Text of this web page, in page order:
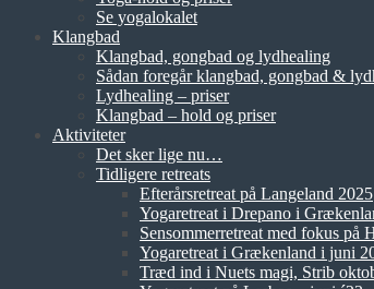
Se yogalokalet
Klangbad
Klangbad, gongbad og lydhealing
Sådan foregår klangbad, gongbad &
Lydhealing – priser
Klangbad – hold og priser
Aktiviteter
Det sker lige nu…
Tidligere retreats
Efterårsretreat på Langeland 2025
Yogaretreat i Drepano i
Sensommerretreat med fokus
Yogaretreat i Grækenland i juni
Træd ind i Nuets magi, Strib